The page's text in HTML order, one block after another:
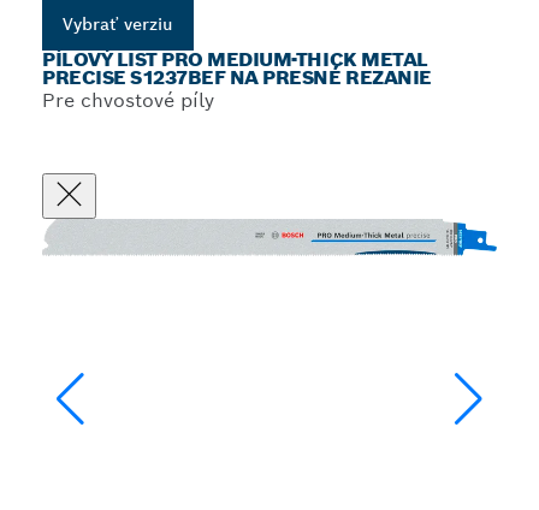
Vybrať verziu
PÍLOVÝ LIST PRO MEDIUM-THICK METAL
PRECISE S1237BEF NA PRESNÉ REZANIE
Pre chvostové píly